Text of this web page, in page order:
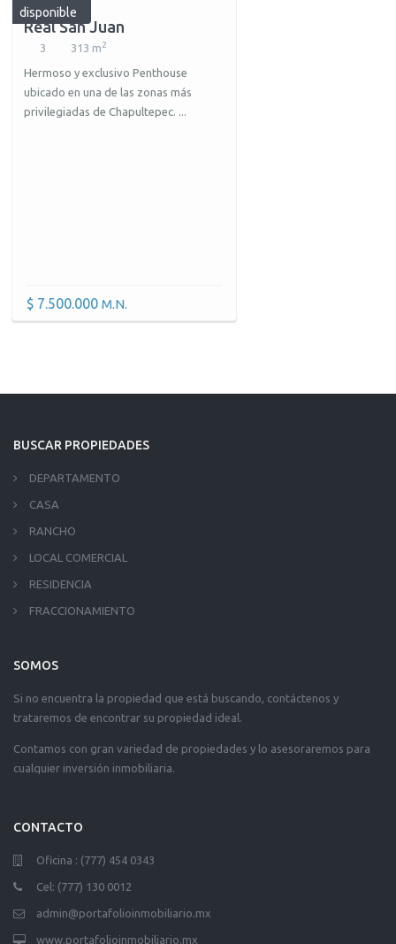
disponible
Real San Juan
3 313 m2
Hermoso y exclusivo Penthouse
ubicado en una de las zonas más
privilegiadas de Chapultepec. ...
$ 7.500.000M.N.
BUSCAR PROPIEDADES
DEPARTAMENTO
CASA
RANCHO
LOCAL COMERCIAL
RESIDENCIA
FRACCIONAMIENTO
SOMOS
Si no encuentra la propiedad que está buscando, contáctenos y
trataremos de encontrar su propiedad ideal.
Contamos con gran variedad de propiedades y lo asesoraremos para
cualquier inversión inmobiliaria.
CONTACTO
Oficina : (777) 454 0343
Cel: (777) 130 0012
admin@portafolioinmobiliario.mx
www.portafolioinmobiliario.mx